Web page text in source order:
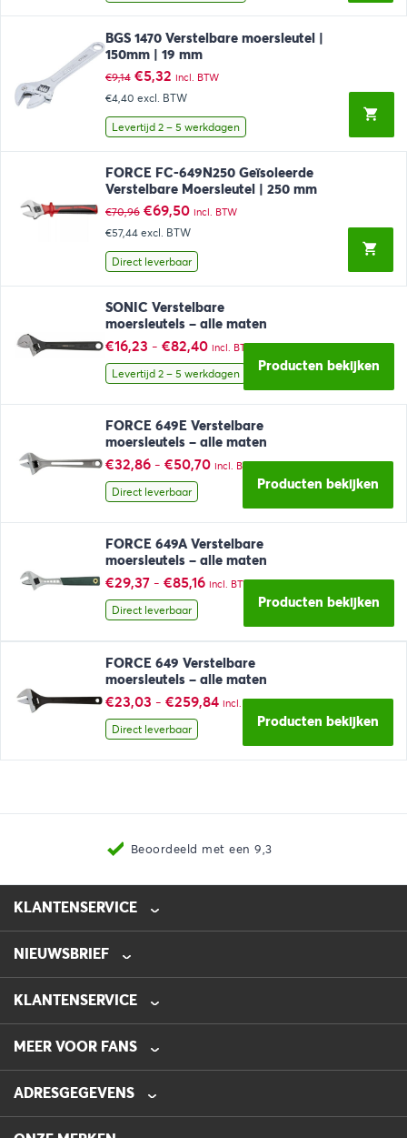
BGS 1470 Verstelbare moersleutel |
150mm | 19 mm
€9,14 Oorspronkelijke
prijs
was:
€9,14.
€5,32Huidige
prijs
is:
€5,32.
incl. BTW
€4,40 excl. BTW
Levertijd 2 – 5 werkdagen
FORCE FC-649N250 Geïsoleerde
Verstelbare Moersleutel | 250 mm
€70,96 Oorspronkelijke
prijs
was:
€70,96.
€69,50Huidige
prijs
is:
€69,50.
incl. BTW
€57,44 excl. BTW
Direct leverbaar
SONIC Verstelbare
moersleutels – alle maten
€16,23 - €82,40Prijsklasse:
€16,23
tot
€82,40
incl. BTW
Levertijd 2 – 5 werkdagen Producten bekijken
FORCE 649E Verstelbare
moersleutels – alle maten
€32,86 - €50,70Prijsklasse:
€50,70
incl. BTW
Direct leverbaar Producten bekijken
FORCE 649A Verstelbare
moersleutels – alle maten
€29,37 - €85,16Prijsklasse:
€85,16
incl. BTW
Direct leverbaar Producten bekijken
FORCE 649 Verstelbare
moersleutels – alle maten
€23,03 - €259,84Prijsklasse:
€23,03
€259,84
incl. BTW
Direct leverbaar Producten bekijken
Beoordeeld met een 9,3
KLANTENSERVICE
0475-218632
info@automotive-line.nl
NIEUWSBRIEF
KLANTENSERVICE
Bestellen
Betalen
Verzenden
Retourneren
Garantie
MEER VOOR FANS
Veelgestelde vragen – FAQ
Blog
Folders
ADRESGEGEVENS
AUTOMOTIVE LINE
De Hanze 16